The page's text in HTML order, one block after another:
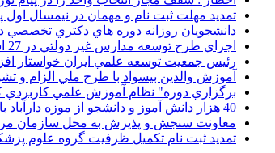
تمدید مهلت ثبت نام و مهمان در نیمسال اول
دانشجويان روزانه دوره هاي دكتري تخصصي
اجراي طرح توسعه مدارس غير دولتي در 27 استان کشور
رئيس جمعيت توسعه علمي ايران خواستار
آموزش والدين بيسواد با طرح ملي الزام و
برگزاري دوره" نظام آموزش علمي
40 هزار دانش آموز و دانشجو از موزه دارآباد بازديد کردند
معاونت سنجش و پذيرش به محل سازمان
تمديد ثبت نام تکميل ظرفيت گروه علوم